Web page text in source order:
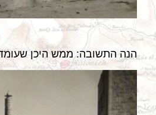
הנה התשובה: ממש היכן שעומד